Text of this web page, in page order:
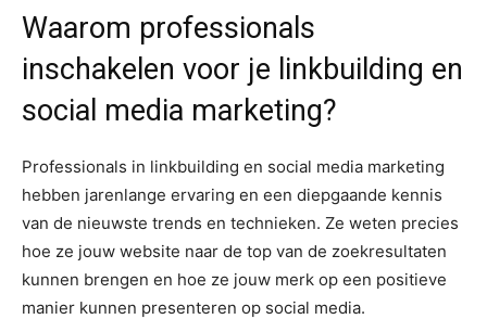
Waarom professionals
inschakelen voor je linkbuilding en
social media marketing?
Professionals in linkbuilding en social media marketing
hebben jarenlange ervaring en een diepgaande kennis
van de nieuwste trends en technieken. Ze weten precies
hoe ze jouw website naar de top van de zoekresultaten
kunnen brengen en hoe ze jouw merk op een positieve
manier kunnen presenteren op social media.